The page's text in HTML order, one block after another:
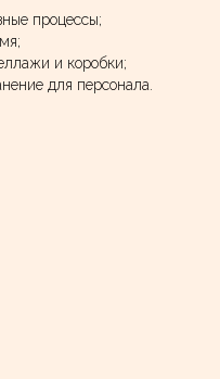
процессы;
и коробки;
для персонала.